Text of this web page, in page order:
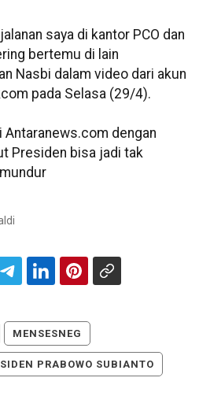
saya di kantor PCO dan
bertemu di lain
Nasbi dalam video dari akun
pada Selasa (29/4).
Antaranews.com dengan
Presiden bisa jadi tak
MENSESNEG
PRABOWO SUBIANTO